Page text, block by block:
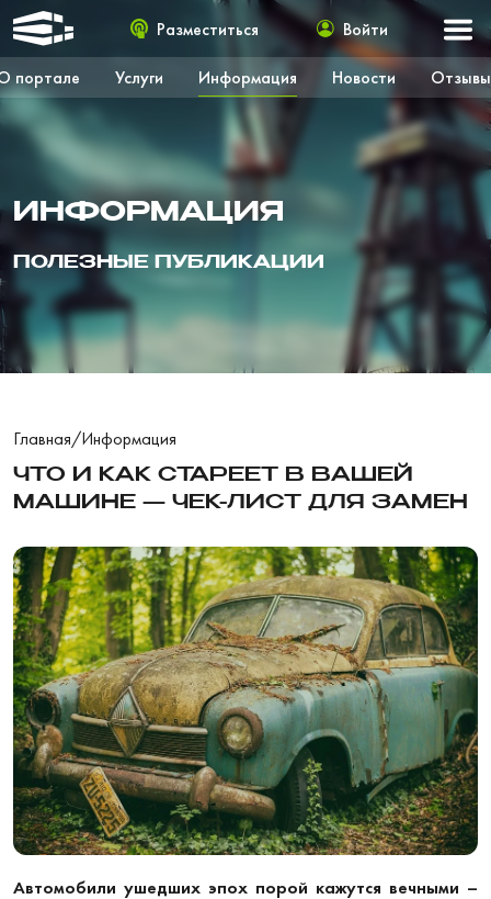
портале Услуги Информация Новости Отзывы
Разместиться Войти
ИНФОРМАЦИЯ
ПОЛЕЗНЫЕ ПУБЛИКАЦИИ
Главная/Информация
ЧТО И КАК СТАРЕЕТ В ВАШЕЙ
МАШИНЕ — ЧЕК-ЛИСТ ДЛЯ ЗАМЕН
Автомобили ушедших эпох порой кажутся вечными –